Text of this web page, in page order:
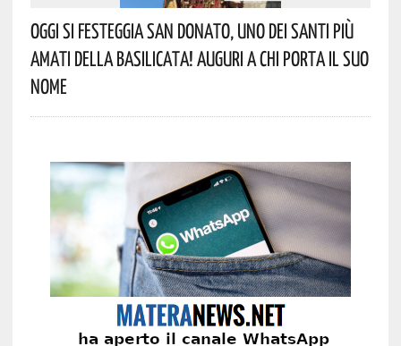
Oggi Si Festeggia San Donato, Uno Dei Santi Più
Amati Della Basilicata! Auguri A Chi Porta Il Suo
Nome